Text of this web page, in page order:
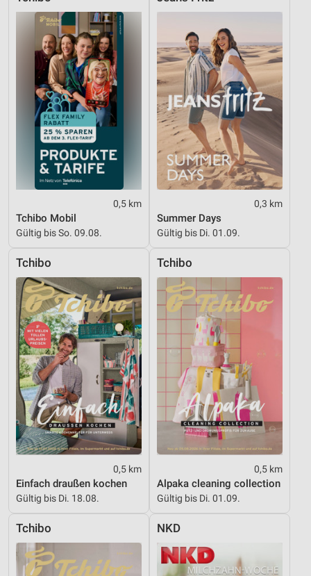
0,5 km
Tchibo Mobil
Gültig bis So. 09.08.
0,3 km
Summer Days
Gültig bis Di. 01.09.
Tchibo
0,5 km
Einfach draußen kochen
Gültig bis Di. 18.08.
Tchibo
0,5 km
Alpaka cleaning collection
Gültig bis Di. 01.09.
Tchibo NKD
IAB-Besonderheiten:
Verwendung genauer Standortdaten
Geräte anhand von aktiv angeforderten
Informationen identifizieren
Nicht-IAB-Verarbeitungszwecke:
Notwendig
Performance
Werbung